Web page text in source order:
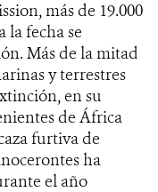
más de 19.000
la fecha se
Más de la mitad
y terrestres
en su
de África
furtiva de
ha
el año